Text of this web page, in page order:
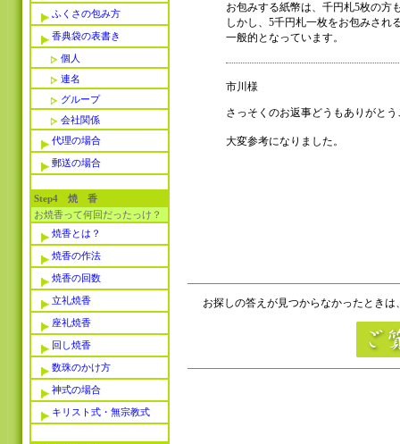
ふくさの包み方
香典袋の表書き
個人
連名
グループ
会社関係
代理の場合
郵送の場合
Step4 焼 香
お焼香って何回だったっけ？
焼香とは？
焼香の作法
焼香の回数
立礼焼香
座礼焼香
回し焼香
数珠のかけ方
神式の場合
キリスト式・無宗教式
お包みする紙幣は、千円札5枚の方
しかし、5千円札一枚をお包みされ
一般的となっています。
市川様
さっそくのお返事どうもありがと
大変参考になりました。
お探しの答えが見つからなかったときは